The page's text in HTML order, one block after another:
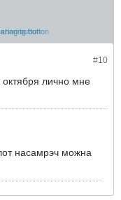
#10
лично мне
насамрэч можна